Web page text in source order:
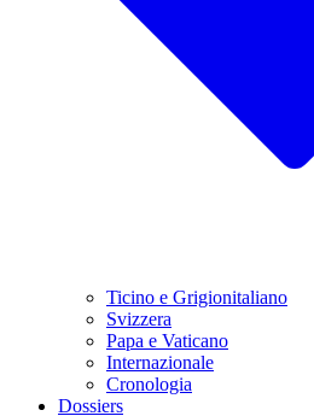
Ticino e Grigionitaliano
Svizzera
Papa e Vaticano
Internazionale
Cronologia
Dossiers